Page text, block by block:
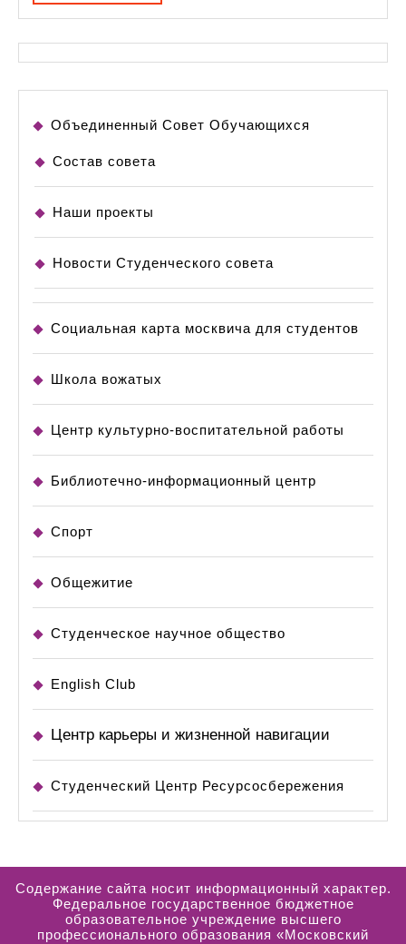
Объединенный Совет Обучающихся
Состав совета
Наши проекты
Новости Студенческого совета
Социальная карта москвича для студентов
Школа вожатых
Центр культурно-воспитательной работы
Библиотечно-информационный центр
Спорт
Общежитие
Студенческое научное общество
English Club
Центр карьеры и жизненной навигации
Студенческий Центр Ресурсосбережения
Содержание сайта носит информационный характер.
Федеральное государственное бюджетное
образовательное учреждение высшего
профессионального образования «Московский